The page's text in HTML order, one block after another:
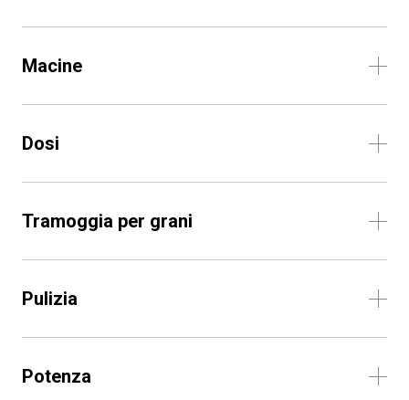
Macine
Dosi
Tramoggia per grani
Pulizia
Potenza